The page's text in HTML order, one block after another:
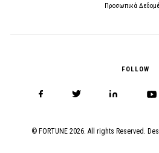
Προσωπικά
FOLLOW
© FORTUNE 2026. All rights Reserved.